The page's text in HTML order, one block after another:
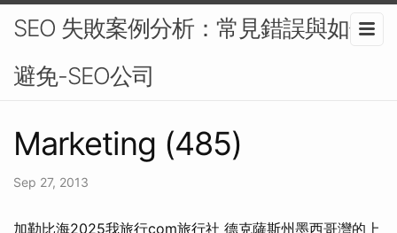
SEO 失敗案例分析：常見錯誤與如何
避免-SEO公司
Marketing (485)
Sep 27, 2013
加勒比海2025我旅行com旅行社 德克薩斯州墨西哥灣的上